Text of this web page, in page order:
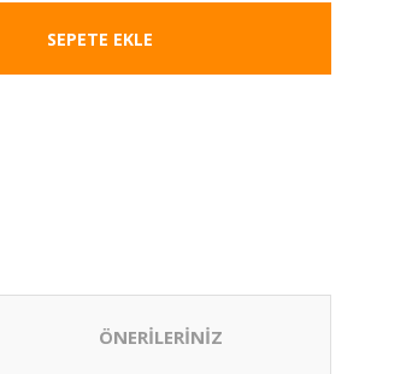
SEPETE EKLE
ÖNERİLERİNİZ